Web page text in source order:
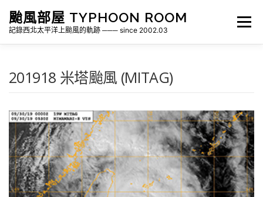
颱風部屋 TYPHOON ROOM
記錄西北太平洋上颱風的軌跡 ─── since 2002.03
選單
各地瞬間風速紀錄 侵台颱風新聞剪報 氣象相關資源
201918 米塔颱風 (MITAG)